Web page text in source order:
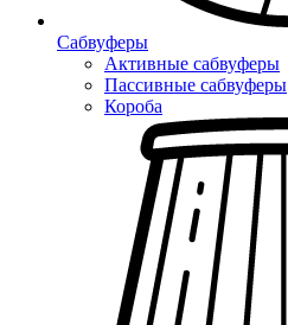
Сабвуферы
Активные сабвуферы
Пассивные сабвуферы
Короба